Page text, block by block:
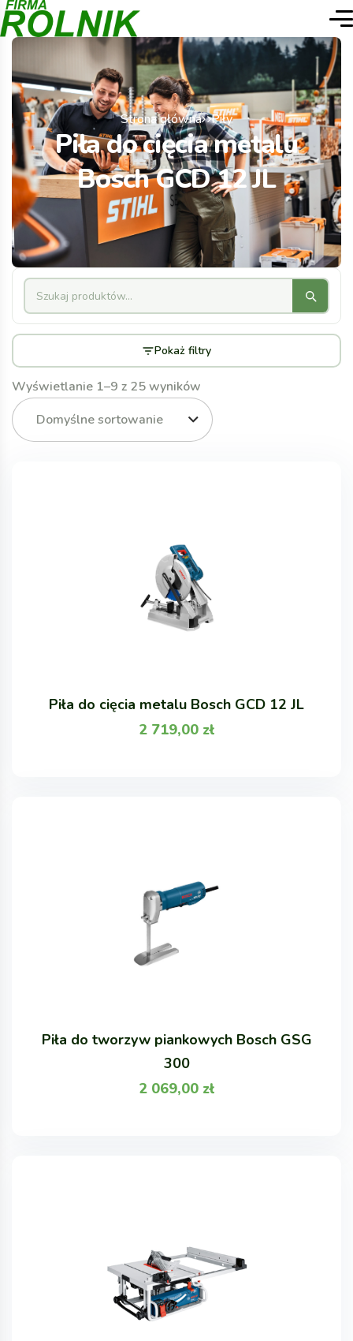
Strona główna Piły
Piła do cięcia metalu
Bosch GCD 12 JL
Wyświetlanie 1–9 z 25 wyników
Domyślne sortowanie
Piła do cięcia metalu Bosch GCD 12 JL
2 719,00 zł
Piła do tworzyw piankowych Bosch GSG
300
2 069,00 zł
Pokaż filtry